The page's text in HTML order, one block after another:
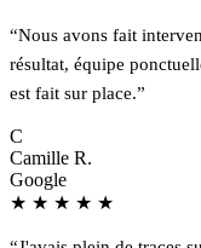
“Nous avons fait
résultat, équipe
est fait sur place.”
C
Camille R.
Google
★ ★ ★ ★ ★